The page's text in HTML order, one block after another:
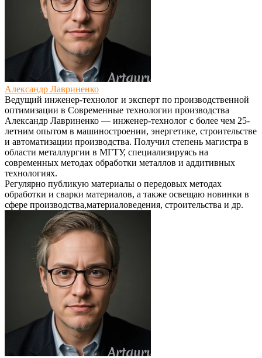
Александр Лавриненко
Ведущий инженер-технолог и эксперт по производственной
оптимизации в Современные технологии производства
Александр Лавриненко — инженер-технолог с более чем 25-
летним опытом в машиностроении, энергетике, строительстве
и автоматизации производства. Получил степень магистра в
области металлургии в МГТУ, специализируясь на
современных методах обработки металлов и аддитивных
технологиях.
Регулярно публикую материалы о передовых методах
обработки и сварки материалов, а также освещаю новинки в
сфере производства,материаловедения, строительства и др.